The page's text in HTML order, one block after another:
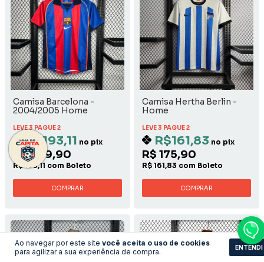
Ao navegar por este site você aceita o uso de cookies
para agilizar a sua experiência de compra.
ENTENDI
Camisa Barcelona -
2004/2005 Home
LEVE 3 PAGUE 2
R$193,11 no pix
R$ 209,90
R$ 193,11 com Boleto
COMPRAR
Camisa Hertha Berlin -
Home
LEVE 3 PAGUE 2
R$161,83 no pix
R$ 175,90
R$ 161,83 com Boleto
COMPRAR